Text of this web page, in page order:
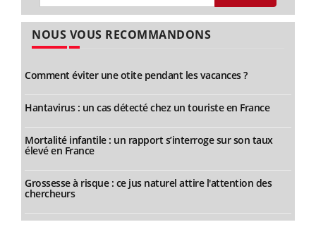
NOUS VOUS RECOMMANDONS
Comment éviter une otite pendant les vacances ?
Hantavirus : un cas détecté chez un touriste en France
Mortalité infantile : un rapport s’interroge sur son taux
élevé en France
Grossesse à risque : ce jus naturel attire l'attention des
chercheurs